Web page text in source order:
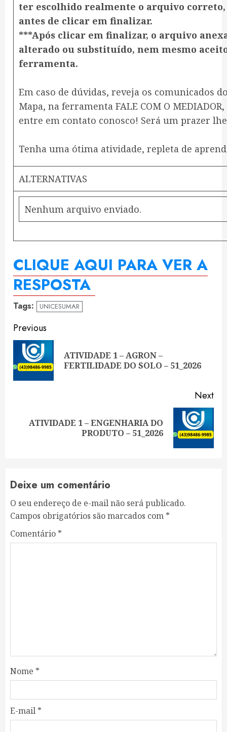
ter escolhido realmente o arquivo
antes de clicar em finalizar.
***Após clicar em finalizar, o arquivo
alterado ou substituído, nem mesmo
ferramenta.
Em caso de dúvidas, reveja os comunicados
Mapa, na ferramenta FALE COM O
entre em contato conosco! Será um prazer
Tenha uma ótima atividade, repleta de
ALTERNATIVAS
Nenhum arquivo enviado.
CLIQUE AQUI PARA VER A
RESPOSTA
Tags: UNICESUMAR
Continue
Reading
Previous
ATIVIDADE 1 – AGRON –
FERTILIDADE DO SOLO – 51_2026
Next
NextATIVIDADE 1 – ENGENHARIA DO
PRODUTO – 51_2026
Deixe um comentário
O seu endereço de e-mail não será publicado.
Campos obrigatórios são marcados com *
Comentário *
Nome *
E-mail *